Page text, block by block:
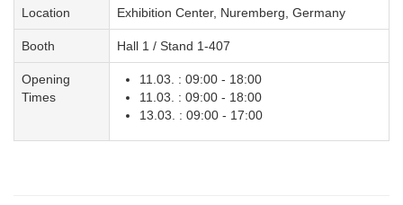
Location Exhibition Center, Nuremberg, Germany
Booth Hall 1 / Stand 1-407
Opening
Times
11.03. : 09:00 - 18:00
11.03. : 09:00 - 18:00
13.03. : 09:00 - 17:00